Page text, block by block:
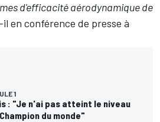
d'efficacité aérodynamique de
en conférence de presse à
1
: "Je n'ai pas atteint le niveau
du monde"